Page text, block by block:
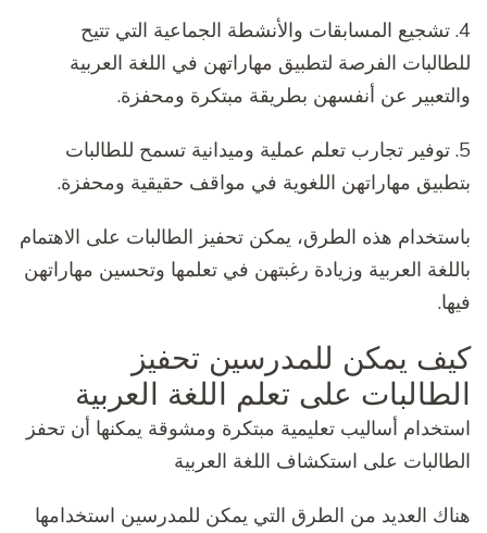
4. تشجيع المسابقات والأنشطة الجماعية التي تتيح
للطالبات الفرصة لتطبيق مهاراتهن في اللغة العربية
والتعبير عن أنفسهن بطريقة مبتكرة ومحفزة.
5. توفير تجارب تعلم عملية وميدانية تسمح للطالبات
بتطبيق مهاراتهن اللغوية في مواقف حقيقية ومحفزة.
باستخدام هذه الطرق، يمكن تحفيز الطالبات على الاهتمام
باللغة العربية وزيادة رغبتهن في تعلمها وتحسين مهاراتهن
فيها.
كيف يمكن للمدرسين تحفيز
الطالبات على تعلم اللغة العربية
استخدام أساليب تعليمية مبتكرة ومشوقة يمكنها أن تحفز
الطالبات على استكشاف اللغة العربية
هناك العديد من الطرق التي يمكن للمدرسين استخدامها